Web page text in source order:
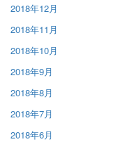
2018年12月
2018年11月
2018年10月
2018年9月
2018年8月
2018年7月
2018年6月